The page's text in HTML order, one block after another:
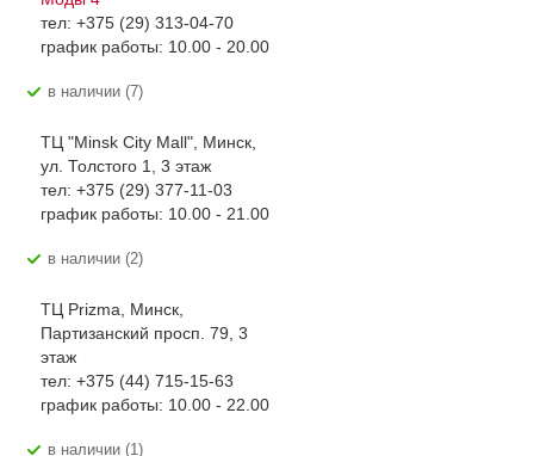
тел: +375 (29) 313-04-70
график работы: 10.00 - 20.00
В наличии (7)
ТЦ "Minsk City Mall", Минск,
ул. Толстого 1, 3 этаж
тел: +375 (29) 377-11-03
график работы: 10.00 - 21.00
В наличии (2)
ТЦ Prizma, Минск,
Партизанский просп. 79, 3
этаж
тел: +375 (44) 715-15-63
график работы: 10.00 - 22.00
В наличии (1)